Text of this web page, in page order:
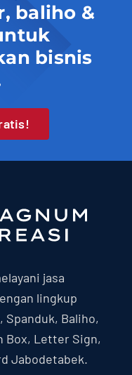
baliho &
bisnis
jasa
lingkup
Baliho,
Box, Letter Sign,
Jabodetabek.